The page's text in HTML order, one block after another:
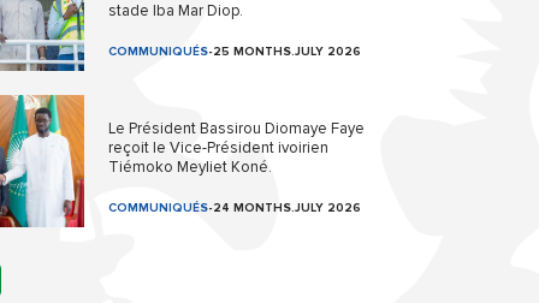
stade Iba Mar Diop.
COMMUNIQUÉS-25 MONTHS.JULY 2026
Le Président Bassirou Diomaye Faye
reçoit le Vice-Président ivoirien
Tiémoko Meyliet Koné.
COMMUNIQUÉS-24 MONTHS.JULY 2026